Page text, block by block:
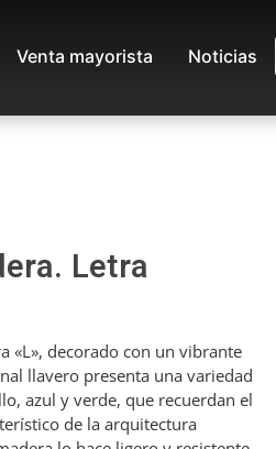
Venta mayorista Noticias
Letra
«L», decorado con un vibrante
llavero presenta una variedad
azul y verde, que recuerdan el
de la arquitectura